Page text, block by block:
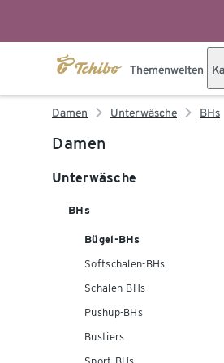
Themenwelten
Damen Unterwäsche BHs
Damen
Unterwäsche
BHs
Bügel-BHs
Softschalen-BHs
Schalen-BHs
Pushup-BHs
Bustiers